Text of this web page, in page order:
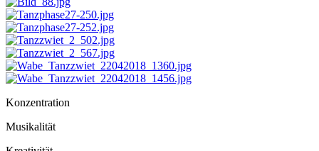
Konzentration
Musikalität